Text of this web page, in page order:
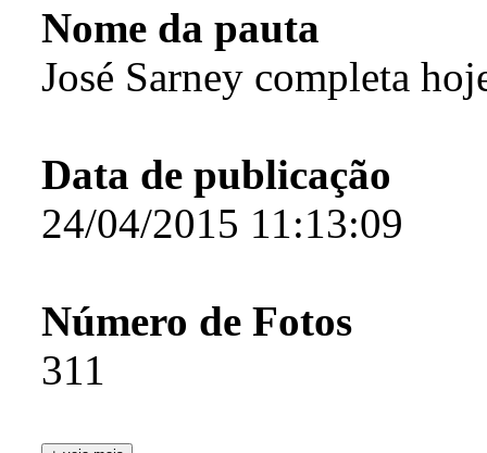
Nome da pauta
José Sarney completa
Data de publicação
24/04/2015 11:13:09
Número de Fotos
311